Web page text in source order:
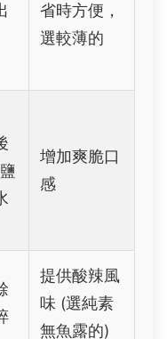
省時方便，
選較薄的
增加爽脆口
感
提供酸辣風
味 (選純素
無魚露的)